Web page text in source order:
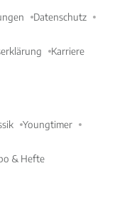
Datenschutz
Karriere
Youngtimer
& Hefte